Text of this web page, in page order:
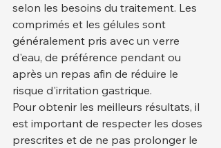
selon les besoins du traitement. Les
comprimés et les gélules sont
généralement pris avec un verre
d'eau, de préférence pendant ou
après un repas afin de réduire le
risque d'irritation gastrique.
Pour obtenir les meilleurs résultats, il
est important de respecter les doses
prescrites et de ne pas prolonger le